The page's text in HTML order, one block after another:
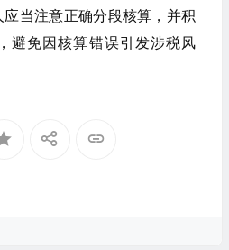
当注意正确分段核算，并积
避免因核算错误引发涉税风